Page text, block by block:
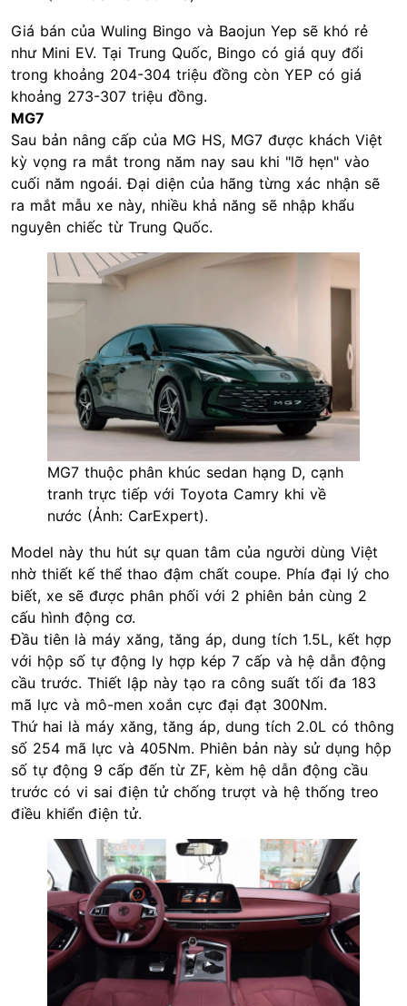
Giá bán của Wuling Bingo và Baojun Yep sẽ khó rẻ
như Mini EV. Tại Trung Quốc, Bingo có giá quy đổi
trong khoảng 204-304 triệu đồng còn YEP có giá
khoảng 273-307 triệu đồng.
MG7
Sau bản nâng cấp của MG HS, MG7 được khách Việt
kỳ vọng ra mắt trong năm nay sau khi "lỡ hẹn" vào
cuối năm ngoái. Đại diện của hãng từng xác nhận sẽ
ra mắt mẫu xe này, nhiều khả năng sẽ nhập khẩu
nguyên chiếc từ Trung Quốc.
MG7 thuộc phân khúc sedan hạng D, cạnh
tranh trực tiếp với Toyota Camry khi về
nước (Ảnh: CarExpert).
Model này thu hút sự quan tâm của người dùng Việt
nhờ thiết kế thể thao đậm chất coupe. Phía đại lý cho
biết, xe sẽ được phân phối với 2 phiên bản cùng 2
cấu hình động cơ.
Đầu tiên là máy xăng, tăng áp, dung tích 1.5L, kết hợp
với hộp số tự động ly hợp kép 7 cấp và hệ dẫn động
cầu trước. Thiết lập này tạo ra công suất tối đa 183
mã lực và mô-men xoắn cực đại đạt 300Nm.
Thứ hai là máy xăng, tăng áp, dung tích 2.0L có thông
số 254 mã lực và 405Nm. Phiên bản này sử dụng hộp
số tự động 9 cấp đến từ ZF, kèm hệ dẫn động cầu
trước có vi sai điện tử chống trượt và hệ thống treo
điều khiển điện tử.